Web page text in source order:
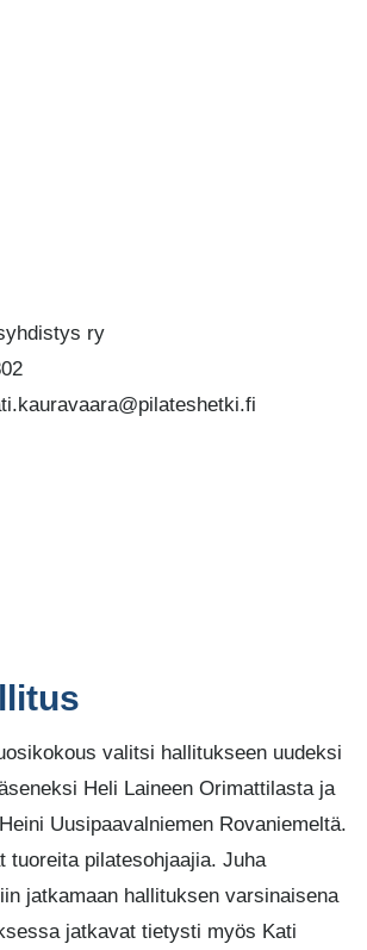
ry
valitsi hallitukseen uudeksi
Heli Laineen Orimattilasta ja
Uusipaavalniemen Rovaniemeltä.
tuoreita pilatesohjaajia. Juha
jatkamaan hallituksen varsinaisena
jatkavat tietysti myös Kati